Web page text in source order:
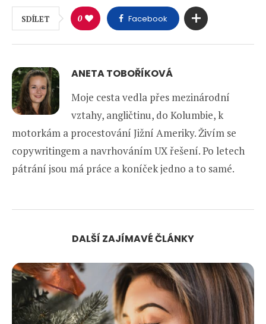
SDÍLET 0 Facebook
ANETA TOBOŘÍKOVÁ
Moje cesta vedla přes mezinárodní
vztahy, angličtinu, do Kolumbie, k
motorkám a procestování Jižní Ameriky. Živím se
copywritingem a navrhováním UX řešení. Po letech
pátrání jsou má práce a koníček jedno a to samé.
DALŠÍ ZAJÍMAVÉ ČLÁNKY